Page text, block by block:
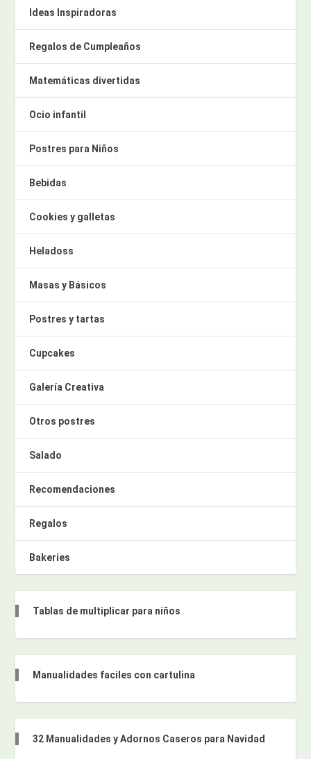
Ideas Inspiradoras
Regalos de Cumpleaños
Matemáticas divertidas
Ocio infantil
Postres para Niños
Bebidas
Cookies y galletas
Heladoss
Masas y Básicos
Postres y tartas
Cupcakes
Galería Creativa
Otros postres
Salado
Recomendaciones
Regalos
Bakeries
Tablas de multiplicar para niños
Manualidades faciles con cartulina
32 Manualidades y Adornos Caseros para Navidad